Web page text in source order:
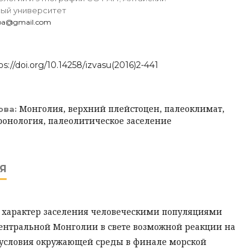
университет
doi.org/10.14258/izvasu(2016)2-441
Монголия, верхний плейстоцен, палеоклимат,
палеолитическое заселение
заселения человеческими популяциями
Монголии в свете возможной реакции на
окружающей среды в финале морской